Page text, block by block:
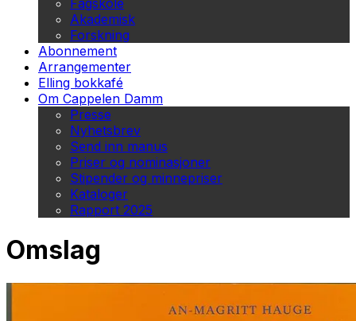
Fagskole
Akademisk
Forskning
Abonnement
Arrangementer
Elling bokkafé
Om Cappelen Damm
Presse
Nyhetsbrev
Send inn manus
Priser og nominasjoner
Stipender og minnepriser
Kataloger
Rapport 2025
Omslag